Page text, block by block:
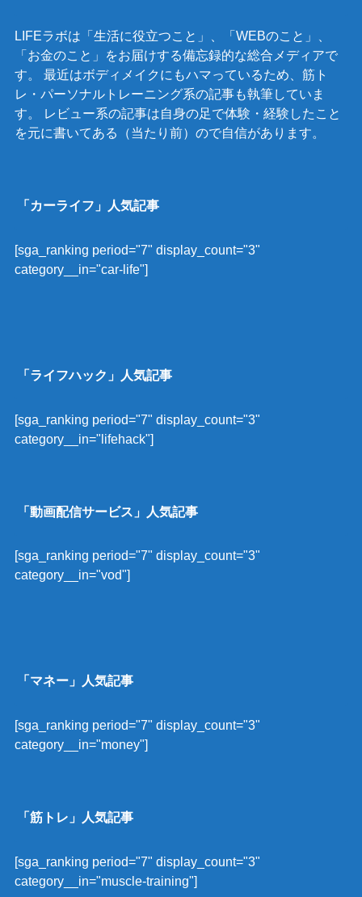
LIFEラボは「生活に役立つこと」、「WEBのこと」、
「お金のこと」をお届けする備忘録的な総合メディアで
す。 最近はボディメイクにもハマっているため、筋ト
レ・パーソナルトレーニング系の記事も執筆していま
す。 レビュー系の記事は自身の足で体験・経験したこと
を元に書いてある（当たり前）ので自信があります。
「カーライフ」人気記事
[sga_ranking period="7" display_count="3"
category__in="car-life"]
「ライフハック」人気記事
[sga_ranking period="7" display_count="3"
category__in="lifehack"]
「動画配信サービス」人気記事
[sga_ranking period="7" display_count="3"
category__in="vod"]
「マネー」人気記事
[sga_ranking period="7" display_count="3"
category__in="money"]
「筋トレ」人気記事
[sga_ranking period="7" display_count="3"
category__in="muscle-training"]